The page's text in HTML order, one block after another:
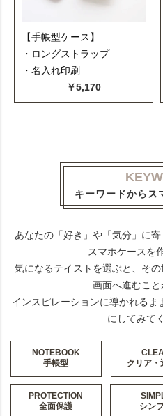
【手帳型ケース】
・ロングストラップ
・名入れ印刷
￥5,170
キーワードからス
あなたの「好き」や「気分」に
スマホケースを
気になるテイストを選ぶと、そ
画面へ進むこと
インスピレーションに導かれる
にしてみて
NOTEBOOK
手帳型
クリア・
PROTECTION
全面保護
シン